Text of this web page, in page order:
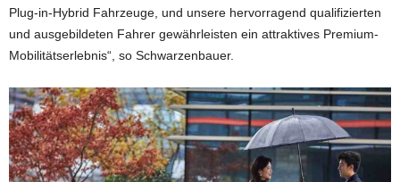
Plug-in-Hybrid Fahrzeuge, und unsere hervorragend qualifizierten
und ausgebildeten Fahrer gewährleisten ein attraktives Premium-
Mobilitätserlebnis“, so Schwarzenbauer.